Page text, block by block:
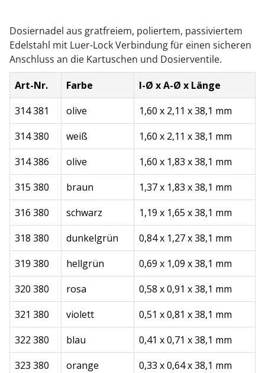
Dosiernadel aus gratfreiem, poliertem, passiviertem
Edelstahl mit Luer-Lock Verbindung für einen sicheren
Anschluss an die Kartuschen und Dosierventile.
Art-Nr.
Farbe
I-Ø x A-Ø x Länge
314 381
olive
1,60 x 2,11 x 38,1 mm
314 380
weiß
1,60 x 2,11 x 38,1 mm
314 386
olive
1,60 x 1,83 x 38,1 mm
315 380
braun
1,37 x 1,83 x 38,1 mm
316 380
schwarz
1,19 x 1,65 x 38,1 mm
318 380
dunkelgrün
0,84 x 1,27 x 38,1 mm
319 380
hellgrün
0,69 x 1,09 x 38,1 mm
320 380
rosa
0,58 x 0,91 x 38,1 mm
321 380
violett
0,51 x 0,81 x 38,1 mm
322 380
blau
0,41 x 0,71 x 38,1 mm
323 380
orange 0,33 x 0,64 x 38,1 mm